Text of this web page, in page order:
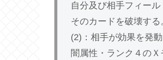
自分及び相手フィー
そのカードを破壊する
(2)：相手が効果を発
闇属性・ランク４の